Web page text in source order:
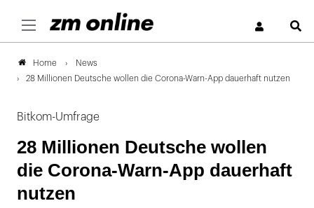
Home
News
28 Millionen Deutsche wollen die Corona-Warn-App dauerhaft nutzen
Bitkom-Umfrage
28 Millionen Deutsche wollen
die Corona-Warn-App dauerhaft
nutzen